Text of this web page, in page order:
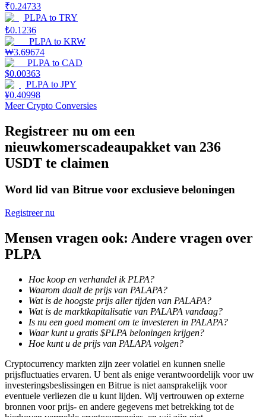
Macht varkentje
Verdien dagelijks competitieve beloningen
Hoog rendement en directe toegang
Launchpool
Flexibel staken om populaire tokens te verdienen.
₹0.24733
PLPAto TRY
₺0.1236
PLPAto KRW
₩3.69674
PLPAto CAD
$0.00363
PLPAto JPY
¥0.40998
Meer Crypto Conversies
Registreer nu om een
nieuwkomerscadeaupakket van 236
USDT te claimen
Word lid van Bitrue voor exclusieve beloningen
Registreer nu
Mensen vragen ook: Andere vragen over
PLPA
Hoe koop en verhandel ik PLPA?
Waarom daalt de prijs van PALAPA?
Wat is de hoogste prijs aller tijden van PALAPA?
Wat is de marktkapitalisatie van PALAPA vandaag?
Is nu een goed moment om te investeren in PALAPA?
Waar kunt u gratis $PLPA beloningen krijgen?
Hoe kunt u de prijs van PALAPA volgen?
Cryptocurrency markten zijn zeer volatiel en kunnen snelle
prijsfluctuaties ervaren. U bent als enige verantwoordelijk voor uw
investeringsbeslissingen en Bitrue is niet aansprakelijk voor
eventuele verliezen die u kunt lijden. Wij vertrouwen op externe
bronnen voor prijs- en andere gegevens met betrekking tot de